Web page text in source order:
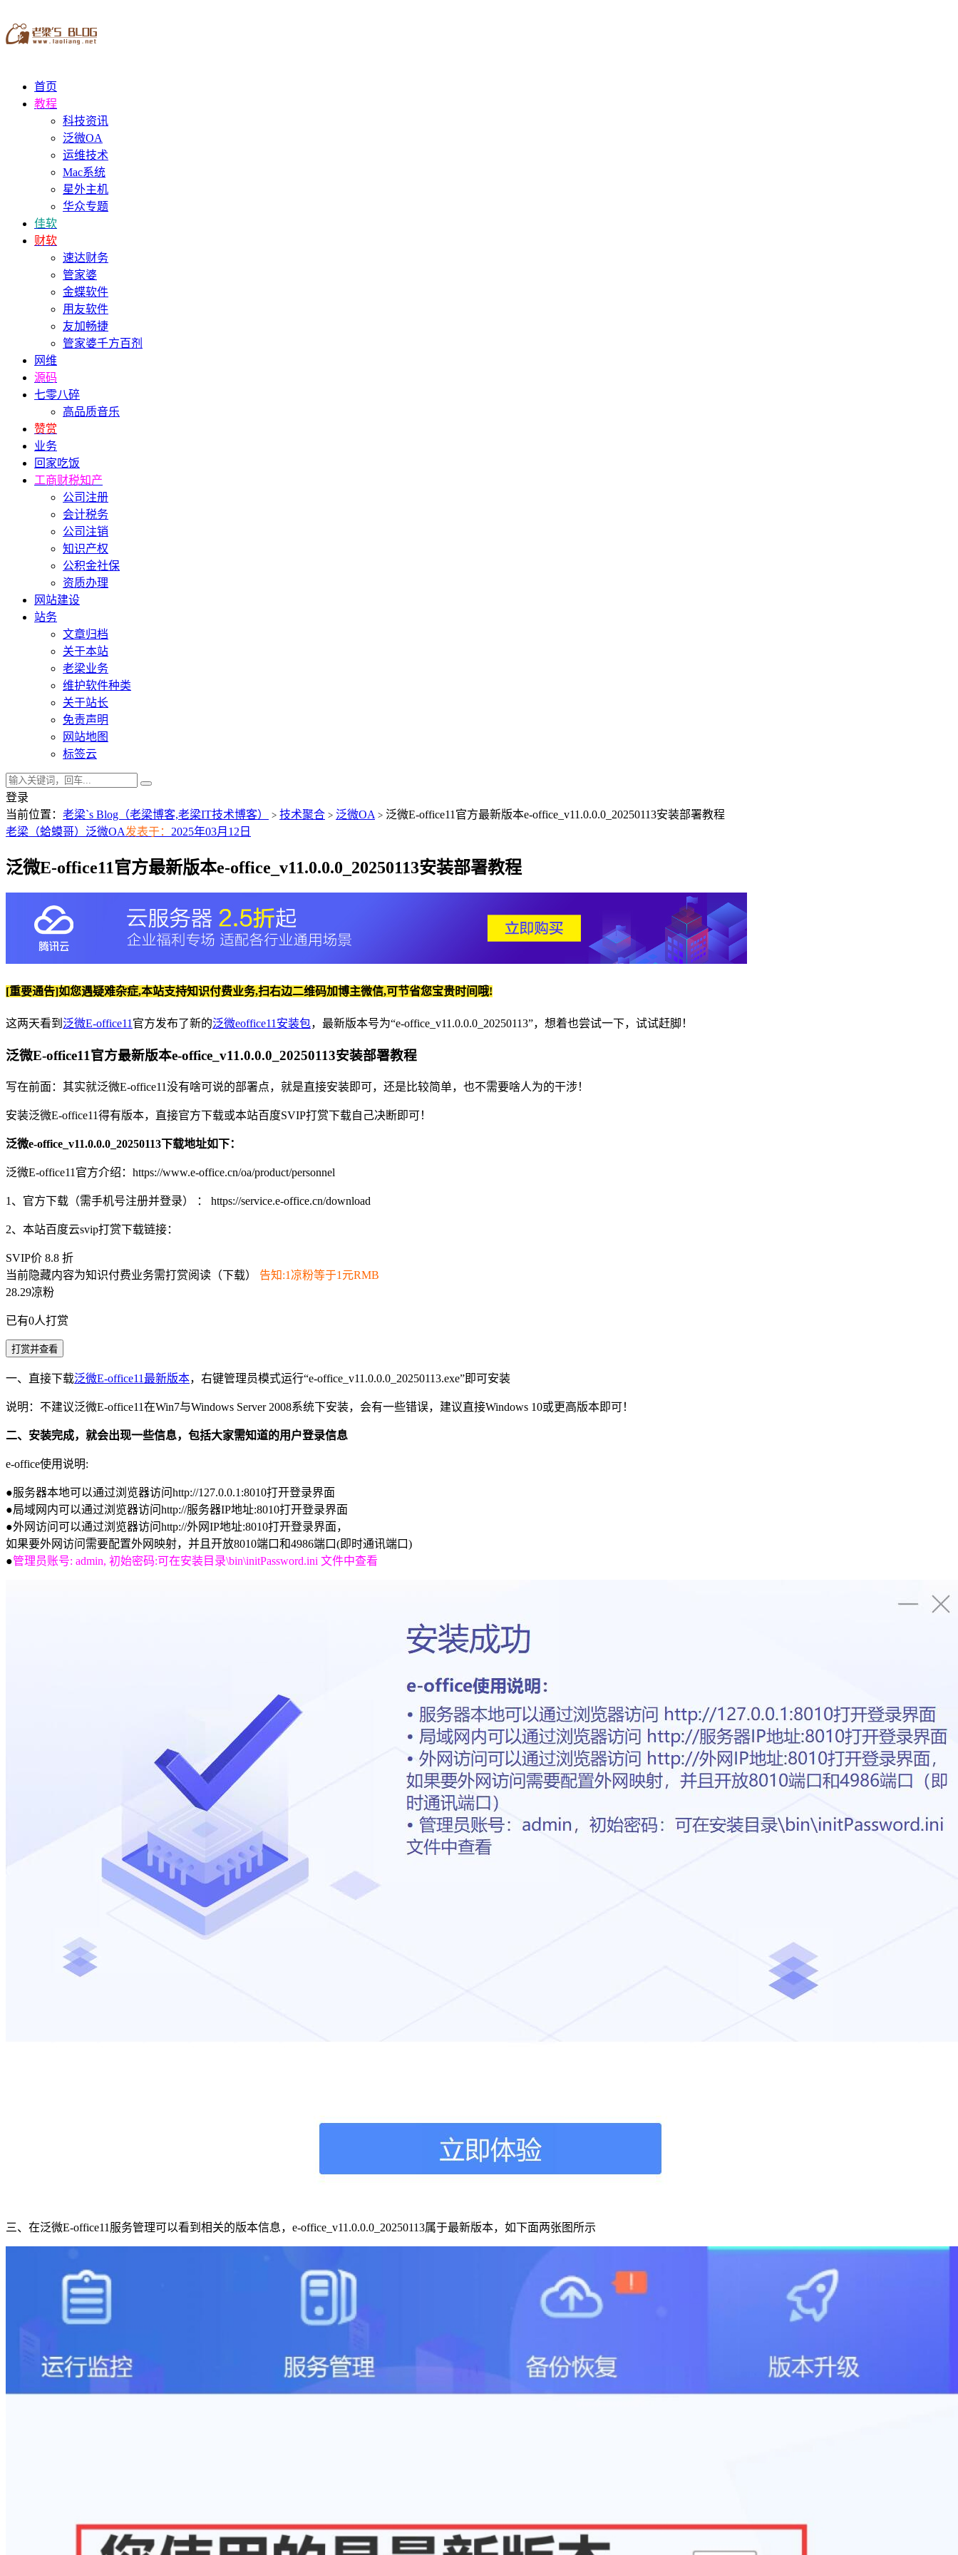
首页
教程
科技资讯
泛微OA
运维技术
Mac系统
星外主机
华众专题
佳软
财软
速达财务
管家婆
金蝶软件
用友软件
友加畅捷
管家婆千方百剂
网维
源码
七零八碎
高品质音乐
赞赏
业务
回家吃饭
工商财税知产
公司注册
会计税务
公司注销
知识产权
公积金社保
资质办理
网站建设
站务
文章归档
关于本站
老梁业务
维护软件种类
关于站长
免责声明
网站地图
标签云
登录
当前位置： 老梁`s Blog（老梁博客,老梁IT技术博客） > 技术聚合 > 泛微OA > 泛微E-office11官方最新版本e-office_v11.0.0.0_20250113安装部署教程
老梁（蛤蟆哥） 泛微OA发表于： 2025年03月12日
泛微E-office11官方最新版本e-office_v11.0.0.0_20250113安装部署教程
[重要通告]如您遇疑难杂症,本站支持知识付费业务,扫右边二维码加博主微信,可节省您宝贵时间哦!
这两天看到 泛微E-office11 官方发布了新的泛微eoffice11安装包，最新版本号为“e-office_v11.0.0.0_20250113”，想着也尝试一下，试试赶脚！
泛微E-office11官方最新版本e-office_v11.0.0.0_20250113安装部署教程
写在前面：其实就泛微E-office11没有啥可说的部署点，就是直接安装即可，还是比较简单，也不需要啥人为的干涉！
安装泛微E-office11得有版本，直接官方下载或本站百度SVIP打赏下载自己决断即可！
泛微e-office_v11.0.0.0_20250113下载地址如下：
泛微E-office11官方介绍：https://www.e-office.cn/oa/product/personnel
1、官方下载（需手机号注册并登录） ： https://service.e-office.cn/download
2、本站百度云svip打赏下载链接：
SVIP价 8.8 折
当前隐藏内容为知识付费业务需打赏阅读（下载） 告知:1凉粉等于1元RMB
28.29凉粉
已有0人打赏
打赏并查看
一、直接下载泛微E-office11最新版本，右键管理员模式运行“e-office_v11.0.0.0_20250113.exe”即可安装
说明：不建议泛微E-office11在Win7与Windows Server 2008系统下安装，会有一些错误，建议直接Windows 10或更高版本即可！
二、安装完成，就会出现一些信息，包括大家需知道的用户登录信息
e-office使用说明:
●服务器本地可以通过浏览器访问http://127.0.0.1:8010打开登录界面
●局域网内可以通过浏览器访问http://服务器IP地址:8010打开登录界面
●外网访问可以通过浏览器访问http://外网IP地址:8010打开登录界面，
如果要外网访问需要配置外网映射，并且开放8010端口和4986端口(即时通讯端口)
●管理员账号: admin, 初始密码:可在安装目录\bin\initPassword.ini 文件中查看
三、在泛微E-office11服务管理可以看到相关的版本信息，e-office_v11.0.0.0_20250113属于最新版本，如下面两张图所示